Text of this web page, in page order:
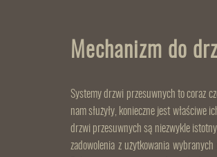
Mechanizm do
Systemy drzwi przesuwnych to coraz
nam służyły, konieczne jest właściwe
drzwi przesuwnych są niezwykle
zadowolenia z użytkowania